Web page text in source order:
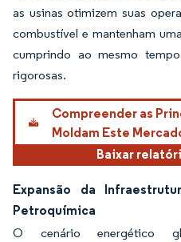
as usinas otimizem suas
combustível e mantenham
cumprindo ao mesmo
rigorosas.
Compreender as
Moldam Este
Baixar
Expansão da
Petroquímica
O cenário energético